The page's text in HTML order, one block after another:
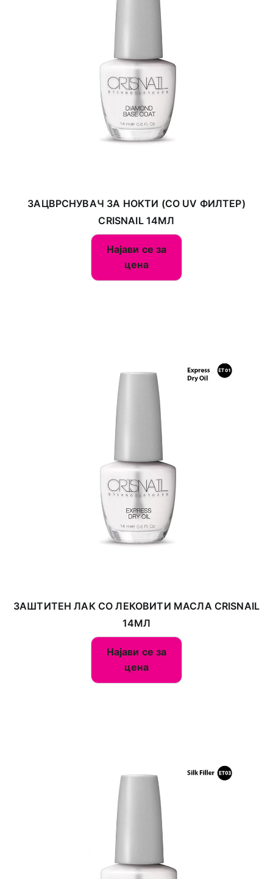
ЗАЦВРСНУВАЧ ЗА НОКТИ (СО UV ФИЛТЕР)
CRISNAIL 14МЛ
Најави се за
цена
ЗАШТИТЕН ЛАК СО ЛЕКОВИТИ МАСЛА CRISNAIL
14МЛ
Најави се за
цена